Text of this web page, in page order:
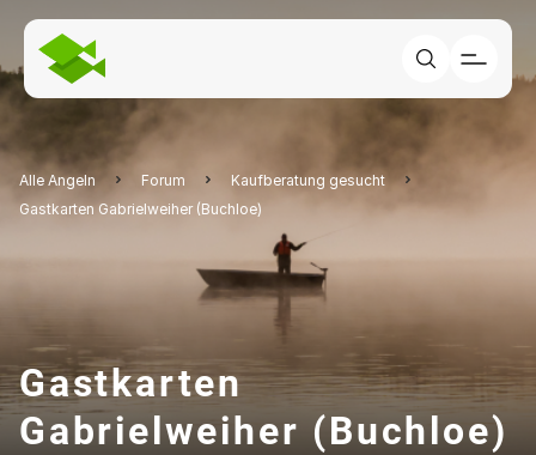
Alle Angeln Forum
Kaufberatung gesucht
Gastkarten Gabrielweiher (Buchloe)
Gastkarten
Gabrielweiher (Buchloe)